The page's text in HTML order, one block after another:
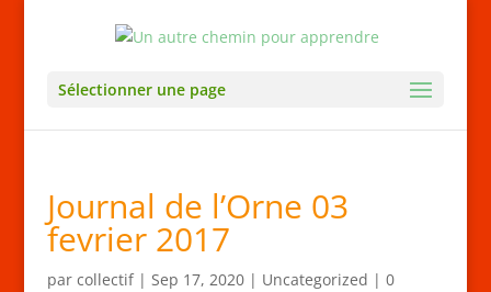
Sélectionner une page
Journal de l’Orne 03
fevrier 2017
par collectif| Sep 17, 2020| Uncategorized | 0